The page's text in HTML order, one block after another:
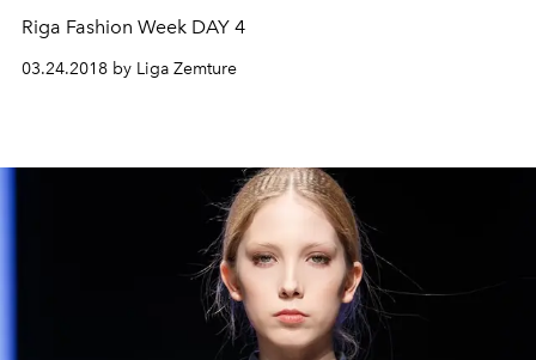
Riga Fashion Week DAY 4
03.24.2018 by Liga Zemture